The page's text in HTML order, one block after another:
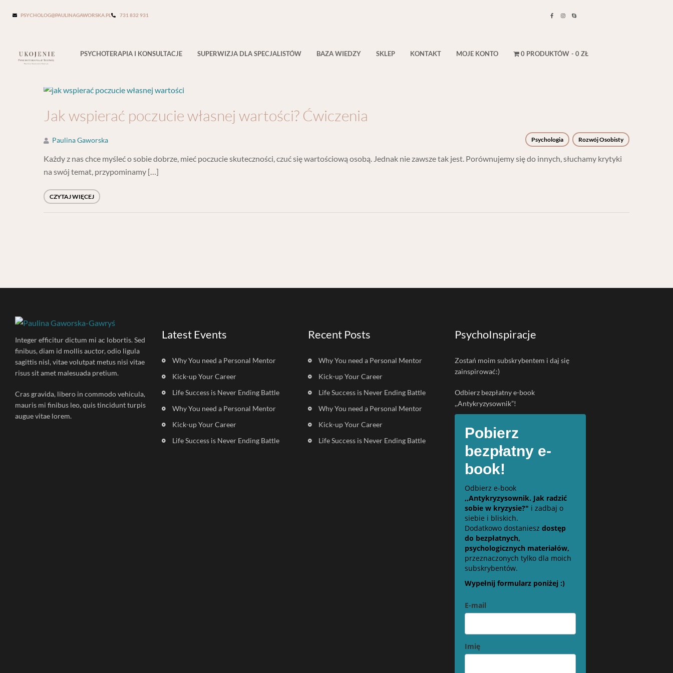
PSYCHOLOG@PAULINAGAWORSKA.PL 731 832 931
PSYCHOTERAPIA I KONSULTACJE SUPERWIZJA DLA SPECJALISTÓW BAZA WIEDZY SKLEP KONTAKT MOJE KONTO 0 PRODUKTÓW 0 ZŁ
Tag:poczucie włąsnej wartości ćwiczenia
Jak wspierać poczucie własnej wartości? Ćwiczenia
Psychologia Rozwój Osobisty
Paulina Gaworska
Każdy z nas chce myśleć o sobie dobrze, mieć poczucie skuteczności, czuć się wartościową osobą. Jednak nie zawsze tak jest. Porównujemy się do innych, słuchamy krytyki
na swój temat, przypominamy […]
CZYTAJ WIĘCEJ
Integer efficitur dictum mi ac lobortis. Sed
finibus, diam id mollis auctor, odio ligula
sagittis nisl, vitae volutpat metus nisi vitae
risus sit amet malesuada pretium.
Cras gravida, libero in commodo vehicula,
mauris mi finibus leo, quis tincidunt turpis
augue vitae lorem.
Latest Events
Why You need a Personal Mentor
Kick-up Your Career
Life Success is Never Ending Battle
Why You need a Personal Mentor
Kick-up Your Career
Life Success is Never Ending Battle
Recent Posts
Why You need a Personal Mentor
Kick-up Your Career
Life Success is Never Ending Battle
Why You need a Personal Mentor
Kick-up Your Career
Life Success is Never Ending Battle
PsychoInspiracje
Zostań moim subskrybentem i daj się
zainspirować:)
Odbierz bezpłatny e-book
,,Antykryzysownik”!
Pobierz
bezpłatny e-
book!
Odbierz e-book
,,Antykryzysownik. Jak radzić
sobie w kryzysie?" i zadbaj o
siebie i bliskich.
Dodatkowo dostaniesz dostęp
do bezpłatnych,
psychologicznych materiałów,
przeznaczonych tylko dla moich
subskrybentów.
Wypełnij formularz poniżej :)
E-mail
Imię